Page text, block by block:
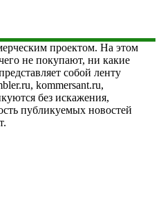
проектом. На этом
не покупают, ни какие
собой ленту
kommersant.ru,
без искажения,
публикуемых новостей